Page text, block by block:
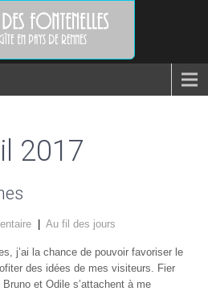
2017
Au fil des jours
j’ai la chance de pouvoir favoriser le
des idées de mes visiteurs. Fier
et Odile s’attachent à me